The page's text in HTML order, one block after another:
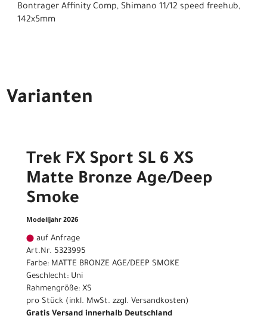
Bontrager Affinity Comp, Shimano 11/12 speed freehub,
142x5mm
Varianten
Trek FX Sport SL 6 XS
Matte Bronze Age/Deep
Smoke
Modelljahr 2026
auf Anfrage
Art.Nr. 5323995
Farbe: MATTE BRONZE AGE/DEEP SMOKE
Geschlecht: Uni
Rahmengröße: XS
pro Stück (inkl. MwSt. zzgl. Versandkosten)
Gratis Versand innerhalb Deutschland